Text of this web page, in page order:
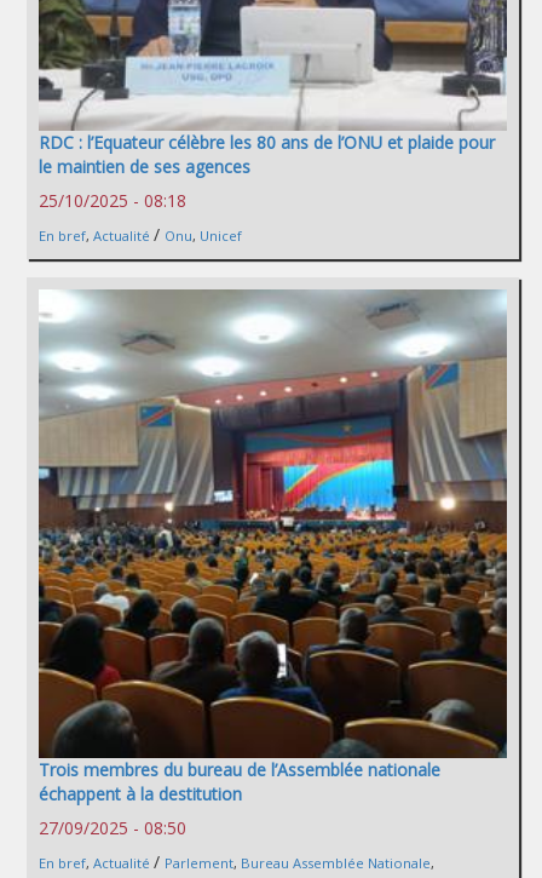
RDC : l’Equateur célèbre les 80 ans de l’ONU et plaide pour
le maintien de ses agences
25/10/2025 - 08:18
En bref, Actualité / Onu, Unicef
Trois membres du bureau de l’Assemblée nationale
échappent à la destitution
27/09/2025 - 08:50
En bref, Actualité / Parlement, Bureau Assemblée Nationale,